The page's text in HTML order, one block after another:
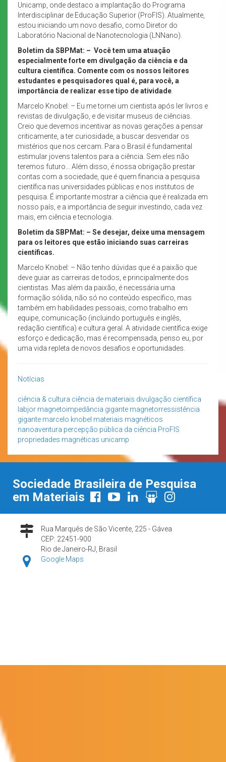
Unicamp, onde destaco a implantação do Programa
Interdisciplinar de Educação Superior (ProFIS). Atualmente,
estou iniciando um novo desafio, como Diretor do
Laboratório Nacional de Nanotecnologia (LNNano).
Boletim da SBPMat: – Você tem uma atuação
especialmente forte em divulgação da ciência e da
cultura científica. Comente com os nossos leitores
estudantes e pesquisadores qual é, para você, a
importância de realizar esse tipo de atividade
Marcelo Knobel: – Eu me tornei um cientista após ler livros e
revistas de divulgação, e de visitar museus de ciências.
Creio que devemos incentivar as novas gerações a pensar
criticamente, a ter curiosidade, a buscar desvendar os
mistérios que nos cercam. Para o Brasil é fundamental
estimular jovens talentos para a ciência. Sem eles não
teremos futuro… Além disso, é nossa obrigação prestar
contas com a sociedade, que é quem financia a pesquisa
científica nas universidades públicas e nos institutos de
pesquisa. É importante mostrar a ciência que é realizada em
nosso país, e a importância de seguir investindo, cada vez
mais, em ciência e tecnologia.
Boletim da SBPMat: – Se desejar, deixe uma mensagem
para os leitores que estão iniciando suas carreiras
científicas.
Marcelo Knobel: – Não tenho dúvidas que é a paixão que
deve guiar as carreiras de todos, e principalmente dos
cientistas. Mas além da paixão, é necessária uma
formação sólida, não só no conteúdo específico, mas
também em habilidades pessoais, como trabalho em
equipe, comunicação (incluindo português e inglês,
redação científica) e cultura geral. A atividade científica exige
esforço e dedicação, mas é recompensada, penso eu, por
uma vida repleta de novos desafios e oportunidades.
Notícias
ciência & cultura ciência de materiais divulgação científica
labjor magnetoimpedância gigante magnetorressistência
gigante marcelo knobel materiais magnéticos
nanoaventura percepção pública da ciência ProFIS
propriedades magnéticas unicamp
Sociedade Brasileira de Pesquisa
em Materiais
Rua Marquês de São Vicente, 225 - Gávea
CEP: 22451-900
Rio de Janeiro-RJ, Brasil
Google Maps